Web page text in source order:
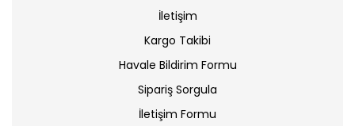
İletişim
Kargo Takibi
Havale Bildirim Formu
Sipariş Sorgula
İletişim Formu